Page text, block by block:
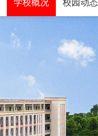
学校概况 校园动态